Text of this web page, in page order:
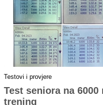
Testovi i provjere
Test seniora na
trening